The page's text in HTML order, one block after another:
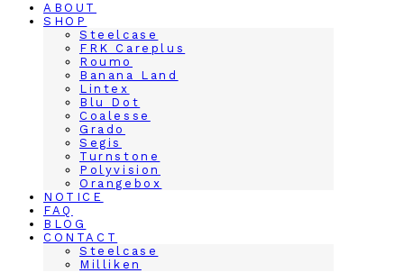
ABOUT
SHOP
Steelcase
FRK Careplus
Roumo
Banana Land
Lintex
Blu Dot
Coalesse
Grado
Segis
Turnstone
Polyvision
Orangebox
NOTICE
FAQ
BLOG
CONTACT
Steelcase
Milliken